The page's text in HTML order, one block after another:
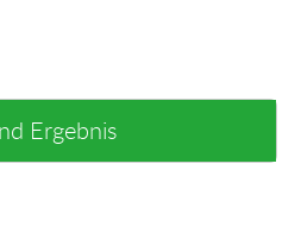
Ergebnis